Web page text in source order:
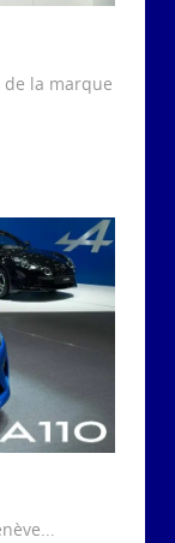
de la marque